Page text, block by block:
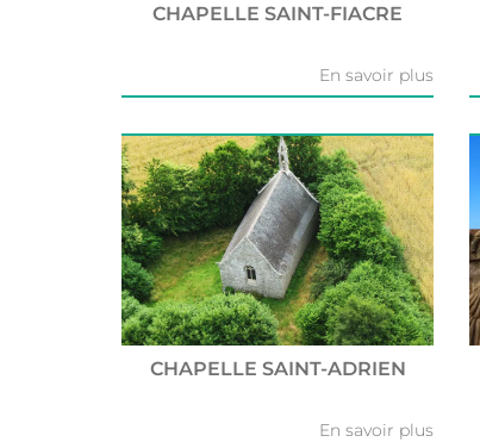
CHAPELLE SAINT-FIACRE
En savoir plus
CHAPELLE SAINT-ADRIEN
En savoir plus